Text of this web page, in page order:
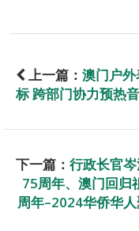
上一篇： 澳门户
标 跨部门协力预热
下一篇： 行政长官
75周年、澳门回归
周年–2024华侨华